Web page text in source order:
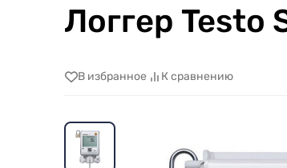
Логгер Testo
В избранное К сравнению